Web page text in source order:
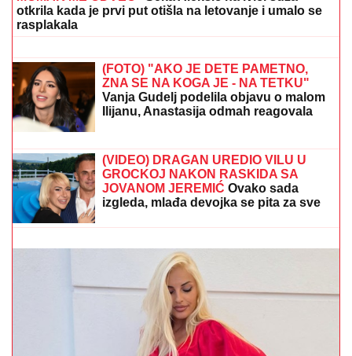
DA KUPI SLADOLEDProdavačica iz
Crne Gore otkrila nepoznat detalj o
našem teniseru, evo kako se ponaša
POLA FUDBAL, POLA VAR!
Neverovatan meč Partizana i Tobola
"TO JE TUŽNO, NISAM ZNALA ŠTA JE MORE, PRVI
Seka Aleksić na ivici suza
otkrila kada je prvi put otišla na letovanje i umalo se